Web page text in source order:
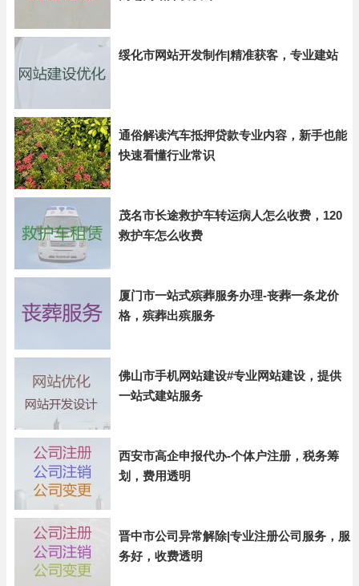
绥化市网站开发制作|精准获客，专业建站
通俗解读汽车抵押贷款专业内容，新手也能
快速看懂行业常识
茂名市长途救护车转运病人怎么收费，120
救护车怎么收费
厦门市一站式殡葬服务办理-丧葬一条龙价
格，殡葬出殡服务
佛山市手机网站建设#专业网站建设，提供
一站式建站服务
西安市高企申报代办-个体户注册，税务筹
划，费用透明
晋中市公司异常解除|专业注册公司服务，服
务好，收费透明